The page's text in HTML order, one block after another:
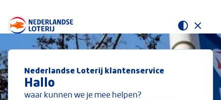
Nederlandse Loterij klantenservice
Hallo
waar kunnen we je mee helpen?